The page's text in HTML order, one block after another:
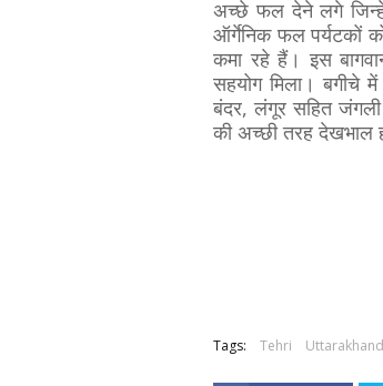
अच्छे फल देने लगे जिन्हें
ऑर्गेनिक फल पर्यटकों
कमा रहे हैं। इस
सहयोग मिला। बगीचे में
बंदर, लंगूर सहित
की अच्छी तरह देखभाल
Tags: Tehri Uttarakhand